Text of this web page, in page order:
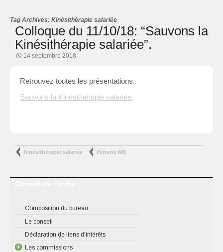
Skip
content
Tag Archives: Kinésithérapie salariée
Colloque du 11/10/18: “Sauvons la
Kinésithérapie salariée”.
14 septembre 2018
Retrouvez toutes les présentations.
Sauvons la Kinésithérapie salariée.
Kinésithérapie salariée Pénurie MK
Composition du bureau
Le conseil
Déclaration de liens d’intérêts
Les commissions